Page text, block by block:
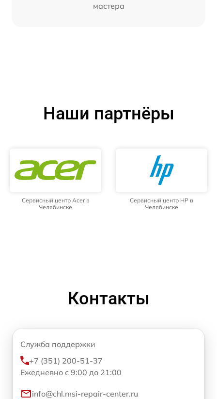
мастера
Наши партнёры
Сервисный центр Acer в
Челябинске
Сервисный центр HP в
Челябинске
Контакты
Служба поддержки
+7 (351) 200-51-37
Ежедневно с 9:00 до 21:00
info@chl.msi-repair-center.ru